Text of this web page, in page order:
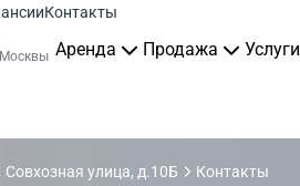
Контакты
Аренда Продажа Услуги
Совхозная улица, д.10Б Контакты